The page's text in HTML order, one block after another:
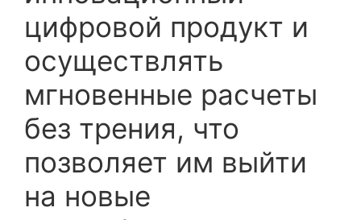
цифровой продукт и
осуществлять
мгновенные расчеты
без трения, что
позволяет им выйти
на новые